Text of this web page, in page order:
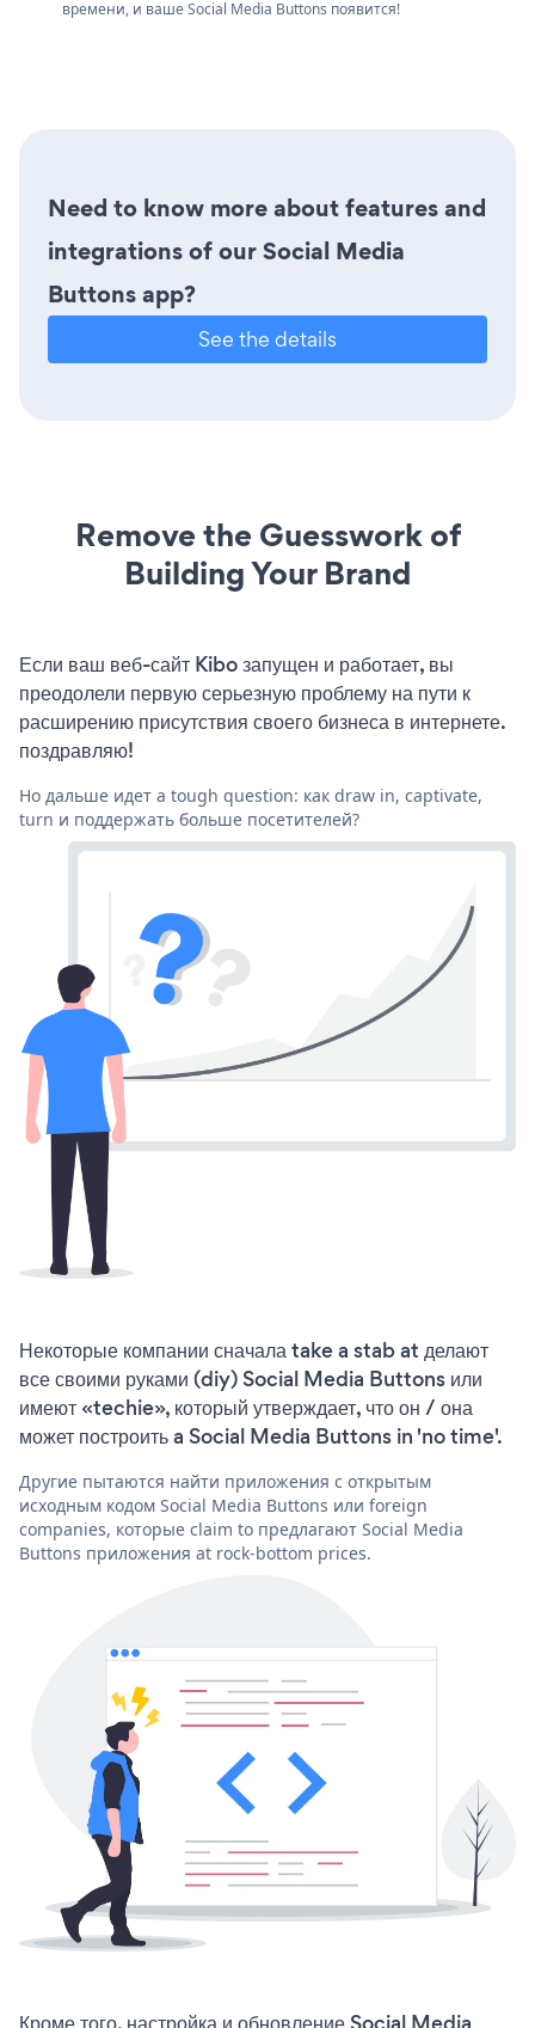
времени, и ваше Social Media Buttons появится!
Need to know more about features and
integrations of our Social Media
Buttons app?
See the details
Remove the Guesswork of
Building Your Brand
Если ваш веб-сайт Kibo запущен и работает, вы
преодолели первую серьезную проблему на пути к
расширению присутствия своего бизнеса в интернете.
поздравляю!
Но дальше идет a tough question: как draw in, captivate,
turn и поддержать больше посетителей?
Некоторые компании сначала take a stab at делают
все своими руками (diy) Social Media Buttons или
имеют «techie», который утверждает, что он / она
может построить a Social Media Buttons in 'no time'.
Другие пытаются найти приложения с открытым
исходным кодом Social Media Buttons или foreign
companies, которые claim to предлагают Social Media
Buttons приложения at rock-bottom prices.